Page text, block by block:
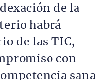
de la
habrá
de las TIC,
con
sana